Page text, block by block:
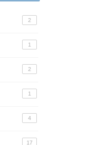
2
1
2
1
4
17